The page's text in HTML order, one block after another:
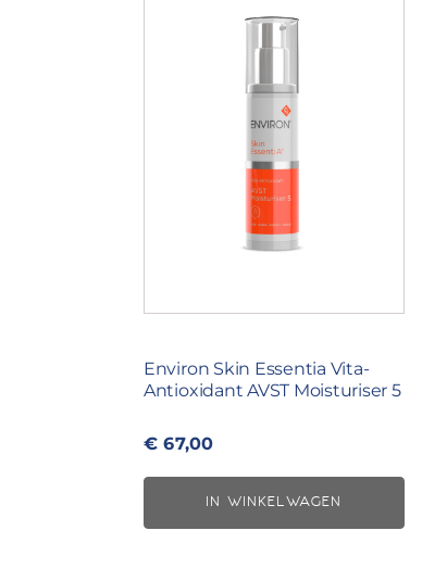
Environ Skin Essentia Vita-
Antioxidant AVST Moisturiser 5
€ 67,00
IN WINKELWAGEN